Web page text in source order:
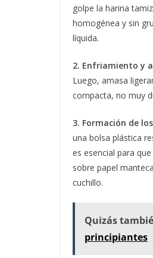
golpe la harina
homogénea y sin
líquida.
2. Enfriamiento y
Luego, amasa
compacta, no muy
3. Formación de
una bolsa plástica
es esencial para
sobre papel
cuchillo.
Quizás
principiantes